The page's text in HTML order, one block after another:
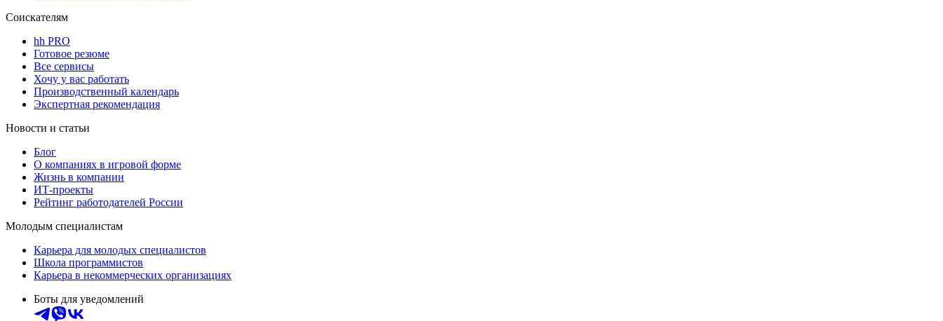
Соискателям
hh PRO
Готовое резюме
Все сервисы
Хочу у вас работать
Производственный календарь
Экспертная рекомендация
Новости и статьи
Блог
О компаниях в игровой форме
Жизнь в компании
ИТ-проекты
Рейтинг работодателей России
Молодым специалистам
Карьера для молодых специалистов
Школа программистов
Карьера в некоммерческих организациях
Боты для уведомлений